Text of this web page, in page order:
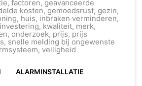
van
een
Alarmsysteem
voor
je
Huis:
, factoren, geavanceerde
kosten,gemoedsrust, gezin,
, huis, inbraken verminderen,
investering, kwaliteit, merk,
, onderzoek, prijs, prijs
, snelle melding bij ongewenste
, veiligheid
ALARMINSTALLATIE